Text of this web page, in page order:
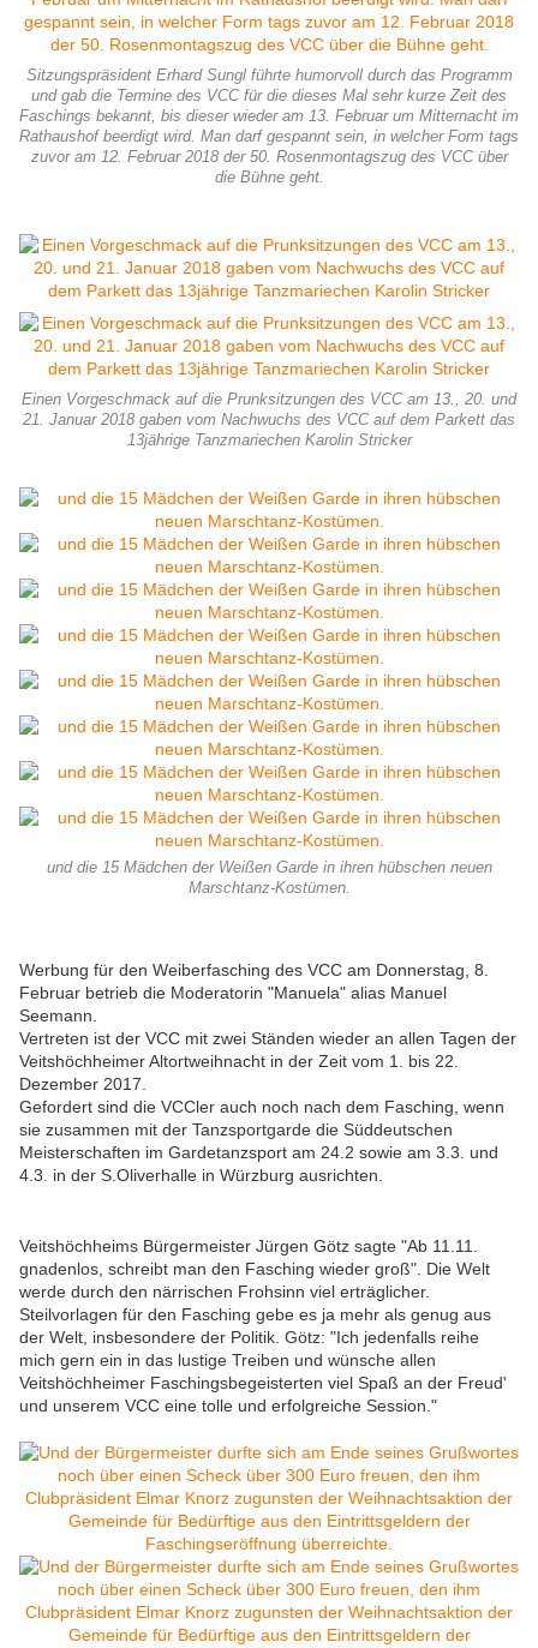
Sitzungspräsident Erhard Sungl führte humorvoll durch das Programm
und gab die Termine des VCC für die dieses Mal sehr kurze Zeit des
Faschings bekannt, bis dieser wieder am 13. Februar um Mitternacht im
Rathaushof beerdigt wird. Man darf gespannt sein, in welcher Form tags
zuvor am 12. Februar 2018 der 50. Rosenmontagszug des VCC über
die Bühne geht.
Einen Vorgeschmack auf die Prunksitzungen des VCC am 13., 20. und
21. Januar 2018 gaben vom Nachwuchs des VCC auf dem Parkett das
13jährige Tanzmariechen Karolin Stricker
und die 15 Mädchen der Weißen Garde in ihren hübschen neuen
Marschtanz-Kostümen.
Werbung für den Weiberfasching des VCC am Donnerstag, 8.
Februar betrieb die Moderatorin "Manuela" alias Manuel
Seemann.
Vertreten ist der VCC mit zwei Ständen wieder an allen Tagen der
Veitshöchheimer Altortweihnacht in der Zeit vom 1. bis 22.
Dezember 2017.
Gefordert sind die VCCler auch noch nach dem Fasching, wenn
sie zusammen mit der Tanzsportgarde die Süddeutschen
Meisterschaften im Gardetanzsport am 24.2 sowie am 3.3. und
4.3. in der S.Oliverhalle in Würzburg ausrichten.
Veitshöchheims Bürgermeister Jürgen Götz sagte "Ab 11.11.
gnadenlos, schreibt man den Fasching wieder groß". Die Welt
werde durch den närrischen Frohsinn viel erträglicher.
Steilvorlagen für den Fasching gebe es ja mehr als genug aus
der Welt, insbesondere der Politik. Götz: "Ich jedenfalls reihe
mich gern ein in das lustige Treiben und wünsche allen
Veitshöchheimer Faschingsbegeisterten viel Spaß an der Freud'
und unserem VCC eine tolle und erfolgreiche Session."